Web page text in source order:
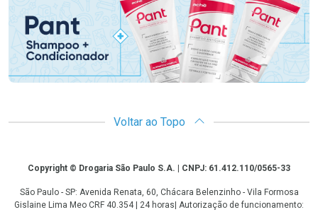
Voltar ao Topo
CopyrightCopyright © Drogaria São Paulo S.A. | CNPJ: 61.412.110/0565-33
São Paulo - SP: Avenida Renata, 60, Chácara Belenzinho - Vila Formosa
Gislaine Lima Meo CRF 40.354 | 24 horas| Autorização de funcionamento: